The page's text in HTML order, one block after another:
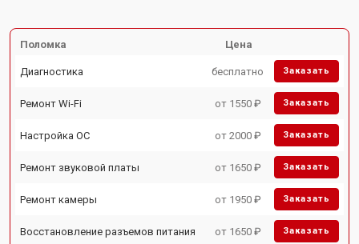
Поломка Цена
Диагностика бесплатно Заказать
Ремонт Wi-Fi от 1550 ₽ Заказать
Настройка ОС от 2000 ₽ Заказать
Ремонт звуковой платы от 1650 ₽ Заказать
Ремонт камеры от 1950 ₽ Заказать
Восстановление разъемов питания от 1650 ₽ Заказать